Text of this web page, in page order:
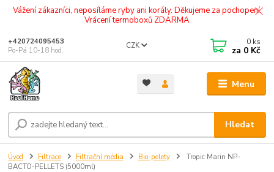
Vážení zákazníci, neposíláme ryby ani korály. Děkujeme za pochopení.
Vrácení termoboxů ZDARMA
Menu
CZK
Hledat
+420724095453
Po-Pá 10-18 hod.
0 ks
za 0 Kč
Úvod Filtrace Filtrační média Bio-pelety
Tropic Marin NP-
BACTO-PELLETS (5000ml)